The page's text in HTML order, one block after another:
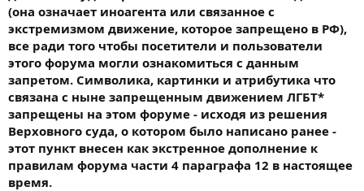
(она означает иноагента или связанное с
экстремизмом движение, которое запрещено в РФ),
все ради того чтобы посетители и пользователи
этого форума могли ознакомиться с данным
запретом. Символика, картинки и атрибутика что
связана с ныне запрещенным движением ЛГБТ*
запрещены на этом форуме - исходя из решения
Верховного суда, о котором было написано ранее -
этот пункт внесен как экстренное дополнение к
правилам форума части 4 параграфа 12 в настоящее
время.